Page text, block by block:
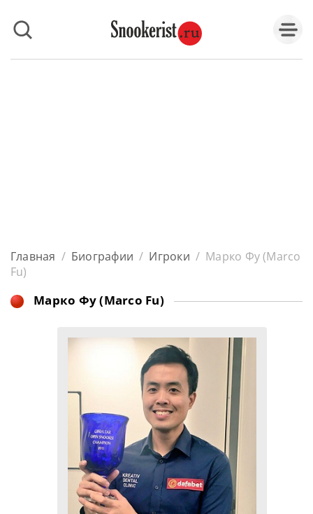
Главная / Биографии / Игроки / Марко Фу (Marco
Fu)
Марко Фу (Marco Fu)